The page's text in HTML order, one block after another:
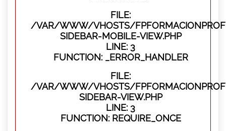
FILE:
/VAR/WWW/VHOSTS/
SIDEBAR-MOBILE-VIEW.PHP
LINE: 3
FUNCTION: _ERROR_HANDLER
FILE:
/VAR/WWW/VHOSTS/
SIDEBAR-VIEW.PHP
LINE: 3
FUNCTION: REQUIRE_ONCE